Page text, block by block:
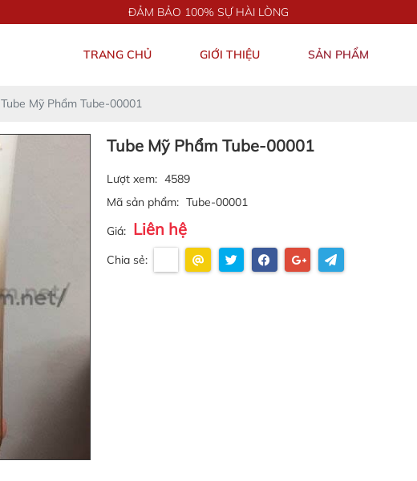
ĐẢM BẢO 100% SỰ HÀI LÒNG
TRANG CHỦ GIỚI THIỆU SẢN PHẨM
Tube Mỹ Phẩm Tube-00001
Tube Mỹ Phẩm Tube-00001
Lượt xem: 4589
Mã sản phẩm: Tube-00001
Giá: Liên hệ
Chia sẻ: